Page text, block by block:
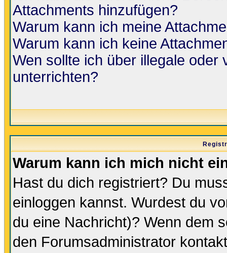
Attachments hinzufügen?
Warum kann ich meine
Warum kann ich keine
Wen sollte ich über illegale oder
unterrichten?
Warum kann ich mich nicht
Hast du dich registriert? Du
einloggen kannst. Wurdest du
du eine Nachricht)? Wenn dem
den Forumsadministrator